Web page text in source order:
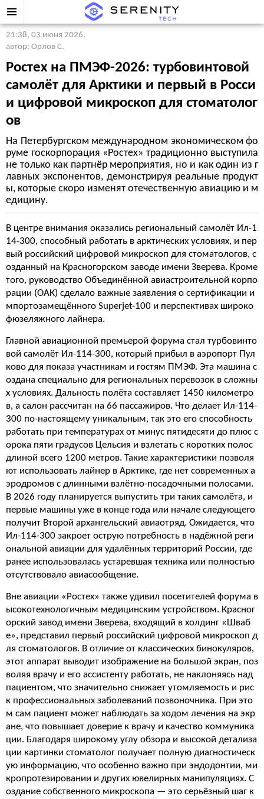
21:38, 03 июня 2026,
автор: Орлов С.
Ростех на ПМЭФ-2026: турбовинтовой
самолёт для Арктики и первый в Росси
и цифровой микроскоп для стоматолог
ов
На Петербургском международном экономическом фо
руме госкорпорация «Ростех» традиционно выступила
не только как партнёр мероприятия, но и как один из г
лавных экспонентов, демонстрируя реальные продукт
ы, которые скоро изменят отечественную авиацию и м
едицину.
В центре внимания оказались региональный самолёт Ил-1
14-300, способный работать в арктических условиях, и пер
вый российский цифровой микроскоп для стоматологов, с
озданный на Красногорском заводе имени Зверева. Кроме
того, руководство Объединённой авиастроительной корпо
рации (ОАК) сделало важные заявления о сертификации и
мпортозамещённого Superjet-100 и перспективах широко
фюзеляжного лайнера.
Главной авиационной премьерой форума стал турбовинто
вой самолёт Ил-114-300, который прибыл в аэропорт Пул
ково для показа участникам и гостям ПМЭФ. Эта машина с
оздана специально для региональных перевозок в сложны
х условиях. Дальность полёта составляет 1450 километро
в, а салон рассчитан на 66 пассажиров. Что делает Ил-114-
300 по-настоящему уникальным, так это его способность
работать при температурах от минус пятидесяти до плюс с
орока пяти градусов Цельсия и взлетать с коротких полос
длиной всего 1200 метров. Такие характеристики позволя
ют использовать лайнер в Арктике, где нет современных а
эродромов с длинными взлётно-посадочными полосами.
В 2026 году планируется выпустить три таких самолёта, и
первые машины уже в конце года или начале следующего
получит Второй архангельский авиаотряд. Ожидается, что
Ил-114-300 закроет острую потребность в надёжной реги
ональной авиации для удалённых территорий России, где
ранее использовалась устаревшая техника или полностью
отсутствовало авиасообщение.
Вне авиации «Ростех» также удивил посетителей форума в
ысокотехнологичным медицинским устройством. Красног
орский завод имени Зверева, входящий в холдинг «Шваб
е», представил первый российский цифровой микроскоп д
ля стоматологов. В отличие от классических бинокуляров,
этот аппарат выводит изображение на большой экран, поз
воляя врачу и его ассистенту работать, не наклоняясь над
пациентом, что значительно снижает утомляемость и рис
к профессиональных заболеваний позвоночника. При это
м сам пациент может наблюдать за ходом лечения на экр
ане, что повышает доверие к врачу и качество коммуника
ции. Благодаря широкому углу обзора и высокой детализа
ции картинки стоматолог получает полную диагностическ
ую информацию, что особенно важно при эндодонтии, ми
кропротезировании и других ювелирных манипуляциях. С
оздание собственного микроскопа — это серьёзный шаг к